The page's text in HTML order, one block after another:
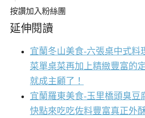
按讚加入粉絲團
延伸閱讀
宜蘭冬山美食-六張桌中式料
菜單桌菜再加上精緻豐富的
就成主顧了！
宜蘭羅東美食-玉里橋頭臭豆
快點來吃吃佐料豐富真正外